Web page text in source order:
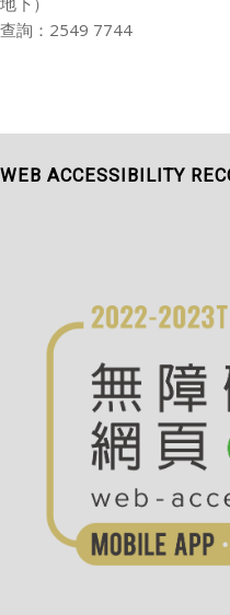
查詢：2549 7744
WEB ACCESSIBILITY